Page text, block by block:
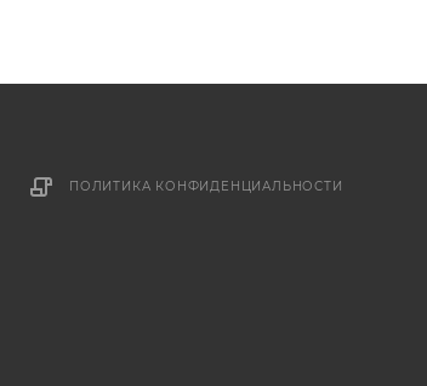
ПОЛИТИКА КОНФИДЕНЦИАЛЬНОСТИ